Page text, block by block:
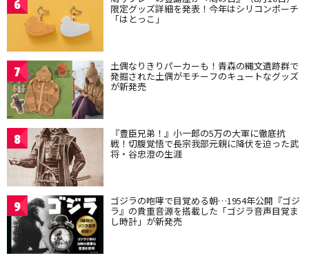
6 限定グッズ詳細を発表！今年はシリコンポーチ
「はとっこ」
7 土偶なりきりパーカーも！青森の縄文遺跡群で
発掘された土偶がモチーフのキュートなグッズ
が新発売
8 『豊臣兄弟！』小一郎の5万の大軍に徹底抗
戦！切腹覚悟で長宗我部元親に降伏を迫った武
将・谷忠澄の生涯
9 ゴジラの咆哮で目覚める朝…1954年公開『ゴジ
ラ』の貴重音源を搭載した「ゴジラ音声目覚ま
し時計」が新発売